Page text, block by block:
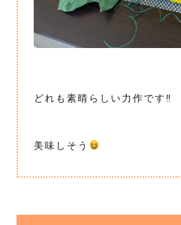
どれも素晴らしい力作です‼︎
美味しそう